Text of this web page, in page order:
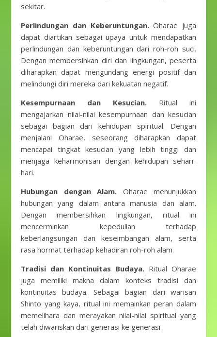
sekitar.
Perlindungan dan Keberuntungan.Oharae juga
dapat diartikan sebagai upaya untuk mendapatkan
perlindungan dan keberuntungan dari roh-roh suci.
Dengan membersihkan diri dan lingkungan, peserta
diharapkan dapat mengundang energi positif dan
melindungi diri mereka dari kekuatan negatif.
Kesempurnaan dan Kesucian. Ritual ini
mengajarkan nilai-nilai kesempurnaan dan kesucian
sebagai bagian dari kehidupan spiritual. Dengan
menjalani Oharae, seseorang diharapkan dapat
mencapai tingkat kesucian yang lebih tinggi dan
menjaga keharmonisan dengan kehidupan sehari-
hari.
Hubungan dengan Alam. Oharae menunjukkan
hubungan yang dalam antara manusia dan alam.
Dengan membersihkan lingkungan, ritual ini
mencerminkan kepedulian terhadap
keberlangsungan dan keseimbangan alam, serta
rasa hormat terhadap kehadiran roh-roh alam.
Tradisi dan Kontinuitas Budaya. Ritual Oharae
juga memiliki makna dalam konteks tradisi dan
kontinuitas budaya. Sebagai bagian dari warisan
Shinto yang kaya, ritual ini memainkan peran dalam
memelihara dan merayakan nilai-nilai spiritual yang
telah diwariskan dari generasi ke generasi.